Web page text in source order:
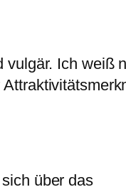
vulgär. Ich weiß
über das